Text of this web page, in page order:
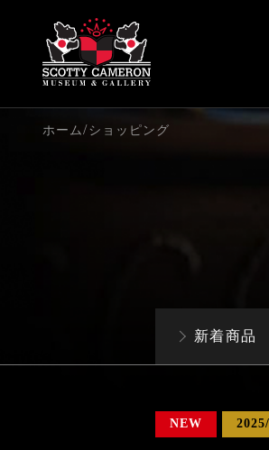
ホーム/ショッピング
新着商品
NEW